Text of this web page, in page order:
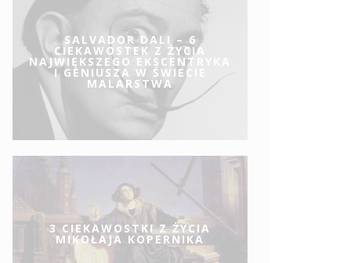
SALVADOR DALI – 6
CIEKAWOSTEK Z ŻYCIA
NAJWIĘKSZEGO EKSCENTRYKA
I GENIUSZA W ŚWIECIE
MALARSTWA
3 CIEKAWOSTKI Z ŻYCIA
MIKOŁAJA KOPERNIKA